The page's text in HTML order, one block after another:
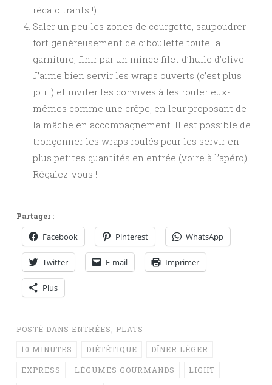
récalcitrants !).
Saler un peu les zones de courgette, saupoudrer
fort généreusement de ciboulette toute la
garniture, finir par un mince filet d’huile d’olive.
J’aime bien servir les wraps ouverts (c’est plus
joli !) et inviter les convives à les rouler eux-
mêmes comme une crêpe, en leur proposant de
la mâche en accompagnement. Il est possible de
tronçonner les wraps roulés pour les servir en
plus petites quantités en entrée (voire à l’apéro).
Régalez-vous !
Partager :
Facebook Pinterest WhatsApp
Twitter E-mail Imprimer
Plus
POSTÉ DANS ENTRÉES PLATS
10 MINUTES DIÉTÉTIQUE DÎNER LÉGER
EXPRESS LÉGUMES GOURMANDS LIGHT